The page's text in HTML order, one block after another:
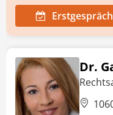
Erstgespräch
Dr.